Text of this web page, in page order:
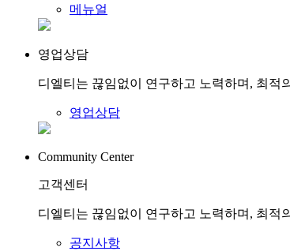
메뉴얼
영업상담
디엘티는 끊임없이 연구하고 노력하며, 최적
영업상담
Community Center
고객센터
디엘티는 끊임없이 연구하고 노력하며, 최적
공지사항